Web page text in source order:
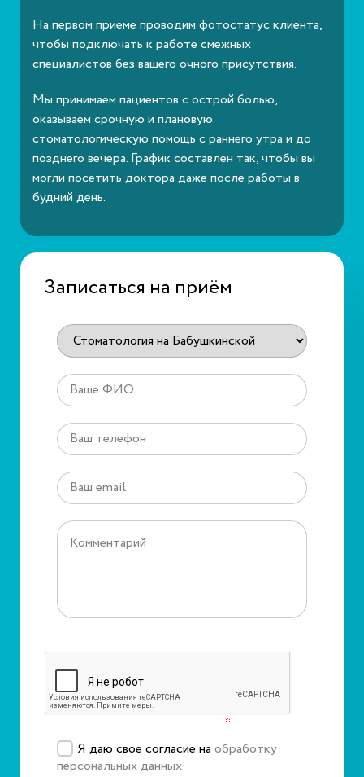
На первом приеме проводим фотостатус клиента,
чтобы подключать к работе смежных
специалистов без вашего очного присутствия.
Мы принимаем пациентов с острой болью,
оказываем срочную и плановую
стоматологическую помощь с раннего утра и до
позднего вечера. График составлен так, чтобы вы
могли посетить доктора даже после работы в
будний день.
Записаться на приём
*
Я даю свое согласие на обработку
персональных данных